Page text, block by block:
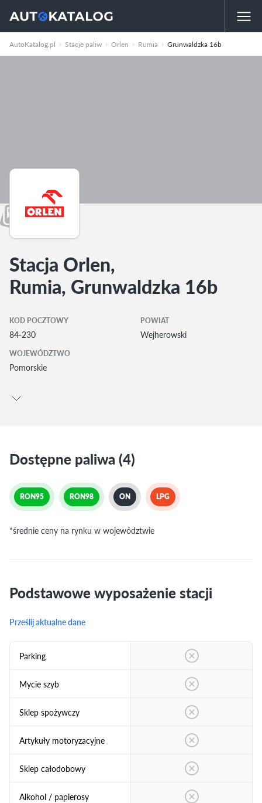
AutoKatalog.pl Stacje paliw Orlen Rumia Grunwaldzka 16b
Stacja Orlen,
Rumia, Grunwaldzka 16b
KOD POCZTOWY
84-230
POWIAT
Wejherowski
WOJEWÓDZTWO
Pomorskie
Dostępne paliwa (4)
RON95 RON98 ON LPG
*średnie ceny na rynku w województwie
Podstawowe wyposażenie stacji
Prześlij aktualne dane
Parking
Mycie szyb
Sklep spożywczy
Artykuły motoryzacyjne
Sklep całodobowy
Alkohol / papierosy